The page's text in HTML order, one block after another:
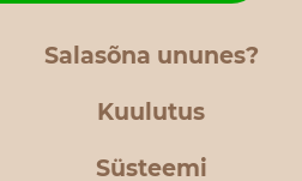
Salasõna ununes?
Kuulutus
Süsteemi